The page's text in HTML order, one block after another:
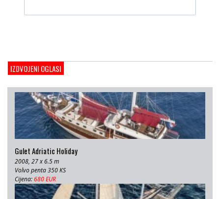
M/B San snova
2008, 27 x 6.5 m, Volvo penta 350 KS
Cijena:
IZDVOJENI OGLASI
Gulet Adriatic Holiday
2008, 27 x 6.5 m
Volvo penta 350 KS
Cijena:680 EUR